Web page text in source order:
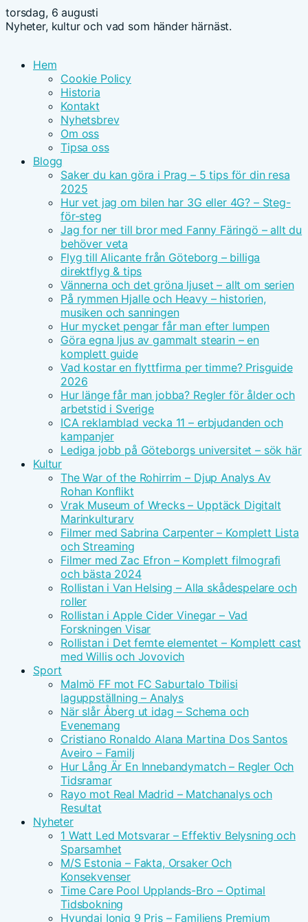
torsdag, 6 augusti
Nyheter, kultur och vad som händer härnäst.
Hem
Cookie Policy
Historia
Kontakt
Nyhetsbrev
Om oss
Tipsa oss
Blogg
Saker du kan göra i Prag – 5 tips för din resa
2025
Hur vet jag om bilen har 3G eller 4G? – Steg-
för-steg
Jag for ner till bror med Fanny Färingö – allt du
behöver veta
Flyg till Alicante från Göteborg – billiga
direktflyg & tips
Vännerna och det gröna ljuset – allt om serien
På rymmen Hjalle och Heavy – historien,
musiken och sanningen
Hur mycket pengar får man efter lumpen
Göra egna ljus av gammalt stearin – en
komplett guide
Vad kostar en flyttfirma per timme? Prisguide
2026
Hur länge får man jobba? Regler för ålder och
arbetstid i Sverige
ICA reklamblad vecka 11 – erbjudanden och
kampanjer
Lediga jobb på Göteborgs universitet – sök här
Kultur
The War of the Rohirrim – Djup Analys Av
Rohan Konflikt
Vrak Museum of Wrecks – Upptäck Digitalt
Marinkulturarv
Filmer med Sabrina Carpenter – Komplett Lista
och Streaming
Filmer med Zac Efron – Komplett filmografi
och bästa 2024
Rollistan i Van Helsing – Alla skådespelare och
roller
Rollistan i Apple Cider Vinegar – Vad
Forskningen Visar
Rollistan i Det femte elementet – Komplett cast
med Willis och Jovovich
Sport
Malmö FF mot FC Saburtalo Tbilisi
laguppställning – Analys
När slår Åberg ut idag – Schema och
Evenemang
Cristiano Ronaldo Alana Martina Dos Santos
Aveiro – Familj
Hur Lång Är En Innebandymatch – Regler Och
Tidsramar
Rayo mot Real Madrid – Matchanalys och
Resultat
Nyheter
1 Watt Led Motsvarar – Effektiv Belysning och
Sparsamhet
M/S Estonia – Fakta, Orsaker Och
Konsekvenser
Time Care Pool Upplands-Bro – Optimal
Tidsbokning
Hyundai Ioniq 9 Pris – Familjens Premium